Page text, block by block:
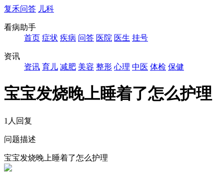
复禾问答 儿科
看病助手
首页 症状 疾病 问答 医院 医生 挂号
资讯
资讯 育儿 减肥 美容 整形 心理 中医 体检 保健
宝宝发烧晚上睡着了怎么护理
1人回复
问题描述
宝宝发烧晚上睡着了怎么护理